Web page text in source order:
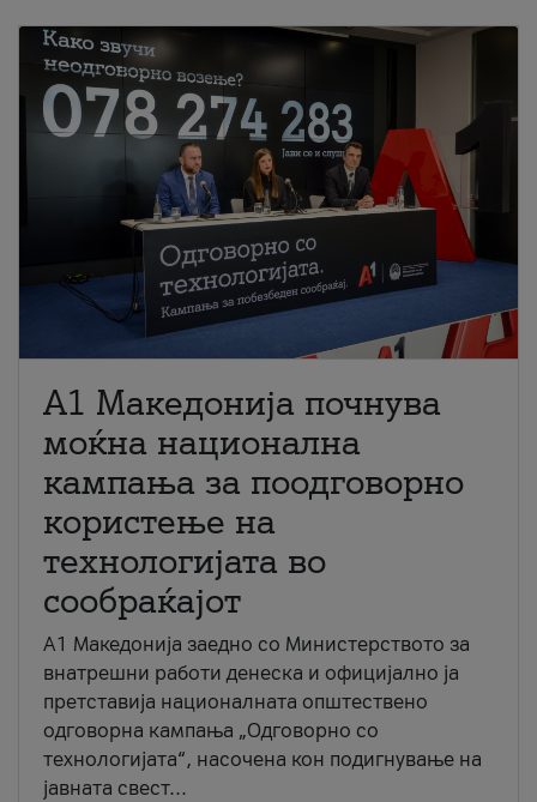
A1 Македонија почнува
моќна национална
кампања за поодговорно
користење на
технологијата во
сообраќајот
A1 Македонија заедно со Министерството за
внатрешни работи денеска и официјално ја
претставија националната општествено
одговорна кампања „Одговорно со
технологијата“, насочена кон подигнување на
јавната свест...